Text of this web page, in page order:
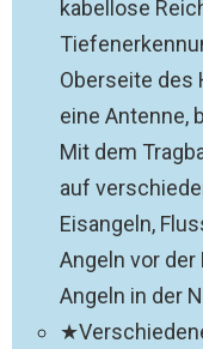
kabellose
Oberseite des
eine Antenne,
Mit dem
auf
Eisangeln,
Angeln vor der
Angeln in der